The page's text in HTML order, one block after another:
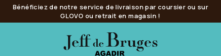
Bénéficiez de notre service de livraison par coursier ou sur
GLOVO ou retrait en magasin !